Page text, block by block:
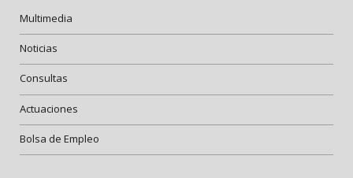
Multimedia
Noticias
Consultas
Actuaciones
Bolsa de Empleo